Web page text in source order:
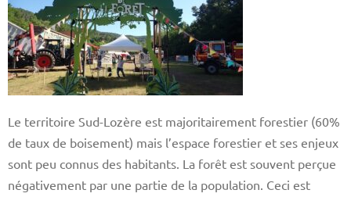
Le territoire Sud-Lozère est majoritairement forestier (60%
de taux de boisement) mais l’espace forestier et ses enjeux
sont peu connus des habitants. La forêt est souvent perçue
négativement par une partie de la population. Ceci est